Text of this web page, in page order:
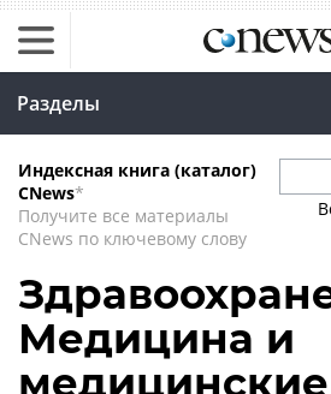
Разделы
Индексная книга (каталог)
CNews*
Получите все материалы
CNews по ключевому слову
Медицина и